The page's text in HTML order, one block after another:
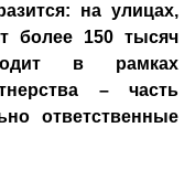
на улицах,
более 150 тысяч
в рамках
– часть
ответственные